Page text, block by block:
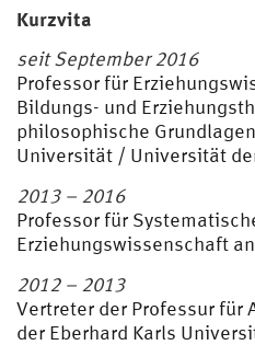
Kurzvita
seit September 2016
Professor für
Bildungs- und
philosophische
Universität / Universität
2013 – 2016
Professor für
Erziehungswissenschaft
2012 – 2013
Vertreter der Professur für
der Eberhard Karls